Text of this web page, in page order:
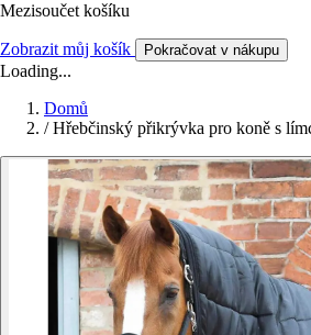
Mezisoučet košíku
Zobrazit můj košík Pokračovat v nákupu
Loading...
Domů
/ Hřebčinský přikrývka pro koně s